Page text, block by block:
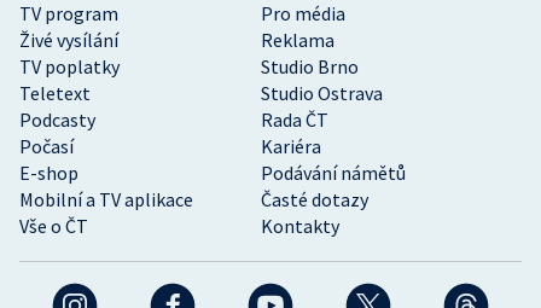
TV program
Pro média
Živé vysílání
Reklama
TV poplatky
Studio Brno
Teletext
Studio Ostrava
Podcasty
Rada ČT
Počasí
Kariéra
E-shop
Podávání námětů
Mobilní a TV aplikace
Časté dotazy
Vše o ČT
Kontakty